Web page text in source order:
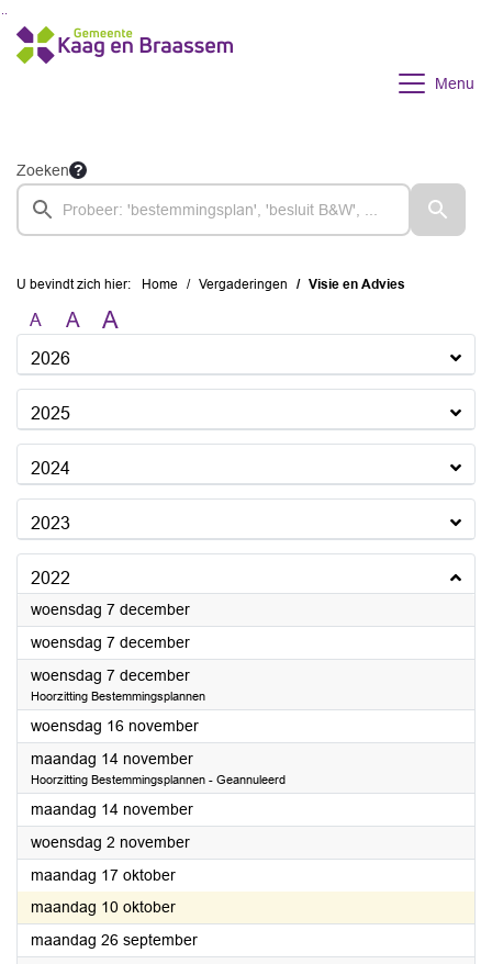
Ga naar de inhoud van deze pagina
Ga naar het zoeken
Ga naar het menu
Menu
Zoeken
U bevindt zich hier: Home Vergaderingen Visie en Advies
A A A
2026
2025
2024
2023
2022
woensdag 7 december2022
woensdag 7 december2022
woensdag 7 december2022
Hoorzitting Bestemmingsplannen
woensdag 16 november2022
maandag 14 november2022
Hoorzitting Bestemmingsplannen - Geannuleerd
maandag 14 november2022
woensdag 2 november2022
maandag 17 oktober2022
maandag 10 oktober2022
maandag 26 september2022